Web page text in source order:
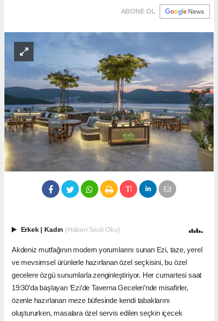
ABONE OL
Erkek Kadın (Haberi Sesli Oku)
Akdeniz mutfağının modern yorumlarını sunan Ezi, taze, yerel
ve mevsimsel ürünlerle hazırlanan özel seçkisini, bu özel
gecelere özgü sunumlarla zenginleştiriyor. Her cumartesi saat
19:30’da başlayan ‘Ezi’de Taverna Geceleri’nde misafirler,
özenle hazırlanan meze büfesinde kendi tabaklarını
oluştururken, masalara özel servis edilen seçkin içecek